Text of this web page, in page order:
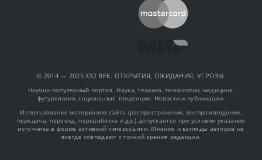
© 2014 — 2025 XX2 ВЕК. ОТКРЫТИЯ, ОЖИДАНИЯ, УГРОЗЫ.
Научно-популярный портал. Наука, техника, технологии, медицина,
футурология, социальные тенденции. Новости и публикации.
Использование материалов сайта (распространение, воспроизведение,
передача, перевод, переработка и др.) допускается при условии указания
источника в форме активной гиперссылки. Мнения и взгляды авторов не
всегда совпадают с точкой зрения редакции.